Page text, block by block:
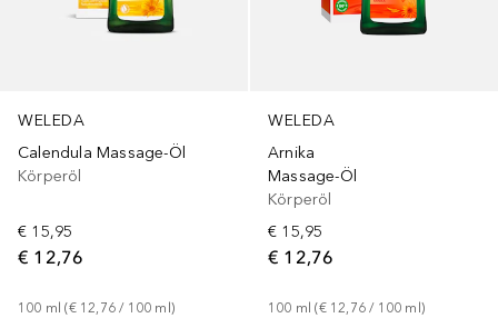
WELEDA
Calendula Massage-Öl
Körperöl
€ 15,95
€ 12,76
100 ml (€ 12,76 / 100 ml )
WELEDA
Arnika
Massage-Öl
Körperöl
€ 15,95
€ 12,76
100 ml (€ 12,76 / 100 ml )